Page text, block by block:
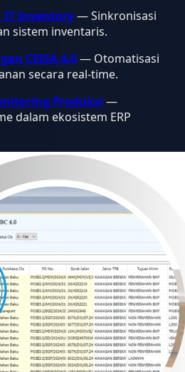
IT Inventory— Sinkronisasi
sistem inventaris.
CEISA 4.0— Otomatisasi
secara real-time.
Produksi —
dalam ekosistem ERP